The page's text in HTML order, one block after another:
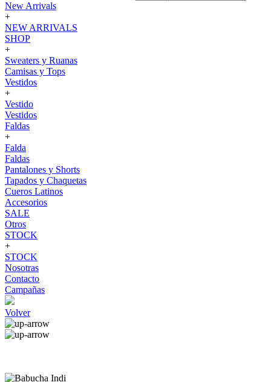
New Arrivals
+
NEW ARRIVALS
SHOP
+
Sweaters y Ruanas
Camisas y Tops
Vestidos
+
Vestido
Vestidos
Faldas
+
Falda
Faldas
Pantalones y Shorts
Tapados y Chaquetas
Cueros Latinos
Accesorios
SALE
Otros
STOCK
+
STOCK
Nosotras
Contacto
Campañas
Volver